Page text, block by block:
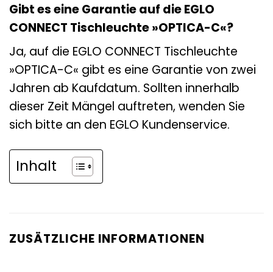
Gibt es eine Garantie auf die EGLO
CONNECT Tischleuchte »OPTICA-C«?
Ja, auf die EGLO CONNECT Tischleuchte
»OPTICA-C« gibt es eine Garantie von zwei
Jahren ab Kaufdatum. Sollten innerhalb
dieser Zeit Mängel auftreten, wenden Sie
sich bitte an den EGLO Kundenservice.
Inhalt
ZUSÄTZLICHE INFORMATIONEN